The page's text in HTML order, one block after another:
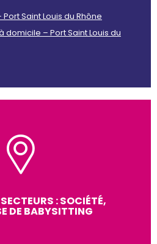
Saint Louis du Rhône
– Port Saint Louis du
: SOCIÉTÉ,
DE BABYSITTING